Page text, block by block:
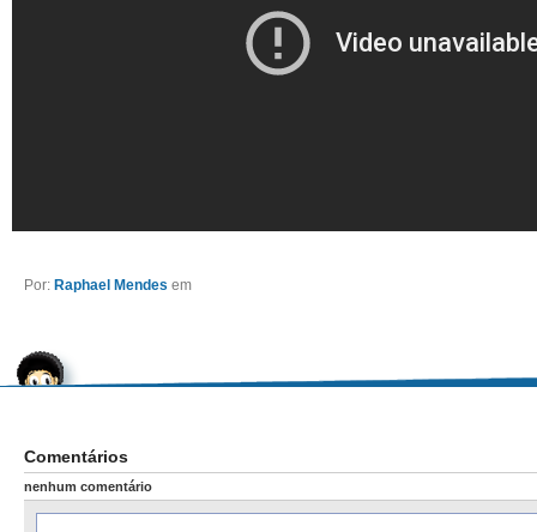
Por: Raphael Mendes em
Comentários
nenhum comentário